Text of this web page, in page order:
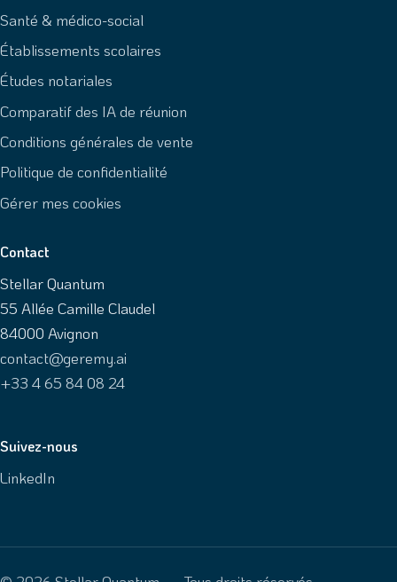
Santé & médico-social
Établissements scolaires
Études notariales
Comparatif des IA de réunion
Conditions générales de vente
Politique de confidentialité
Gérer mes cookies
Contact
Stellar Quantum
55 Allée Camille Claudel
84000 Avignon
contact@geremy.ai
+33 4 65 84 08 24
Suivez-nous
LinkedIn